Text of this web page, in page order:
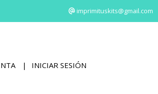
imprimituskits@gmail.com
INICIAR SESIÓN